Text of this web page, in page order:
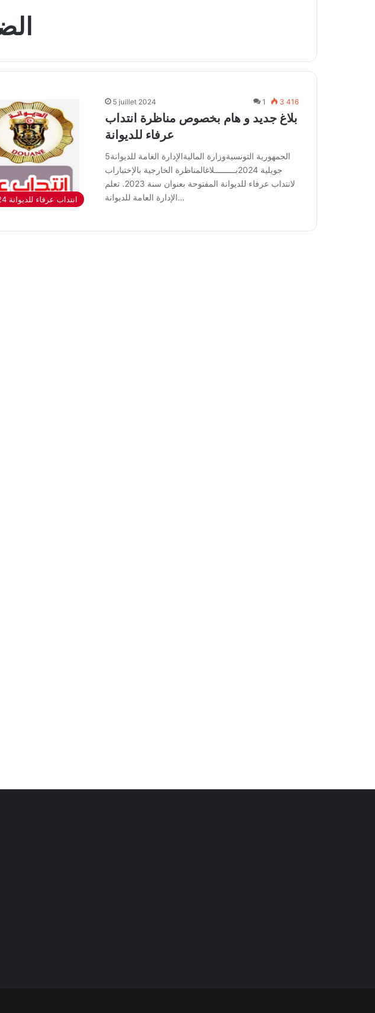
2024 انتداب عرفاء للديوانة
5 juillet 2024 1 3 416
بلاغ جديد و هام بخصوص مناظرة انتداب
عرفاء للديوانة
الجمهورية التونسيةوزارة الماليةالإدارة العامة للديوانة5
جويلية 2024بـــــــــلاغالمناظرة الخارجية بالإختباراب
لانتداب عرفاء للديوانة المفتوحة بعنوان سنة 2023. تعلم
الإدارة العامة للديوانة…